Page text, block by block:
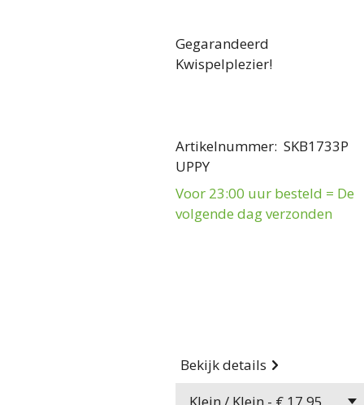
Gegarandeerd
Kwispelplezier!
Artikelnummer: SKB1733P
UPPY
Voor 23:00 uur besteld = De
volgende dag verzonden
Bekijk details